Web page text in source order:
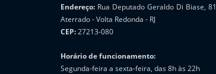
Endereço: Rua Deputado Geraldo Di Biase, 81
Aterrado - Volta Redonda - RJ
CEP:27213-080
Horário de funcionamento:
Segunda-feira a sexta-feira, das 8h às 22h